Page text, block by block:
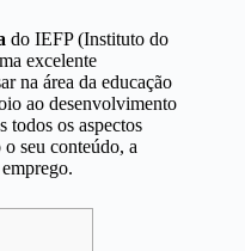
do IEFP (Instituto do
excelente
na área da educação
ao desenvolvimento
todos os aspectos
seu conteúdo, a